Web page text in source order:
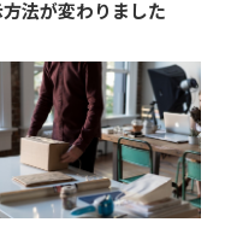
法が変わりました